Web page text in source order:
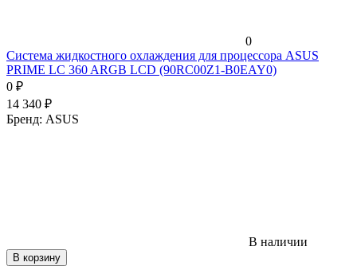
0
Система жидкостного охлаждения для процессора ASUS
PRIME LC 360 ARGB LCD (90RC00Z1-B0EAY0)
0 ₽
14 340 ₽
Бренд: ASUS
В наличии
В корзину